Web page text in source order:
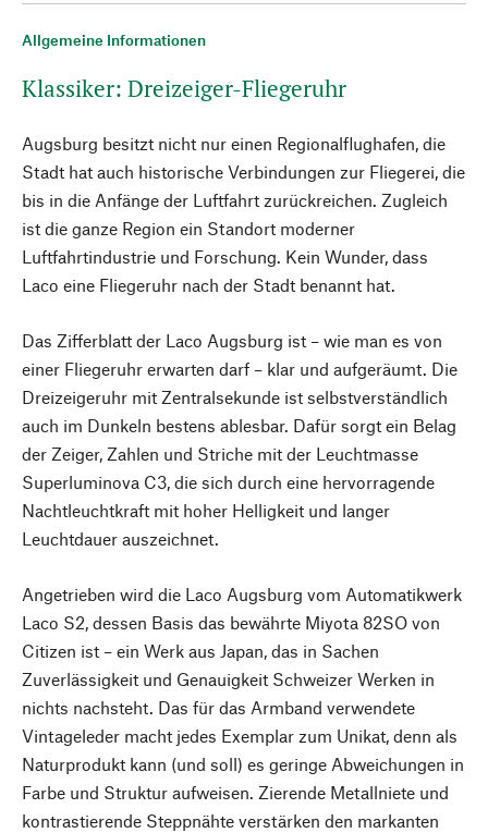
Allgemeine Informationen
Klassiker: Dreizeiger-Fliegeruhr
Augsburg besitzt nicht nur einen Regionalflughafen, die
Stadt hat auch historische Verbindungen zur Fliegerei, die
bis in die Anfänge der Luftfahrt zurückreichen. Zugleich
ist die ganze Region ein Standort moderner
Luftfahrtindustrie und Forschung. Kein Wunder, dass
Laco eine Fliegeruhr nach der Stadt benannt hat.
Das Zifferblatt der Laco Augsburg ist – wie man es von
einer Fliegeruhr erwarten darf – klar und aufgeräumt. Die
Dreizeigeruhr mit Zentralsekunde ist selbstverständlich
auch im Dunkeln bestens ablesbar. Dafür sorgt ein Belag
der Zeiger, Zahlen und Striche mit der Leuchtmasse
Superluminova C3, die sich durch eine hervorragende
Nachtleuchtkraft mit hoher Helligkeit und langer
Leuchtdauer auszeichnet.
Angetrieben wird die Laco Augsburg vom Automatikwerk
Laco S2, dessen Basis das bewährte Miyota 82SO von
Citizen ist – ein Werk aus Japan, das in Sachen
Zuverlässigkeit und Genauigkeit Schweizer Werken in
nichts nachsteht. Das für das Armband verwendete
Vintageleder macht jedes Exemplar zum Unikat, denn als
Naturprodukt kann (und soll) es geringe Abweichungen in
Farbe und Struktur aufweisen. Zierende Metallniete und
kontrastierende Steppnähte verstärken den markanten